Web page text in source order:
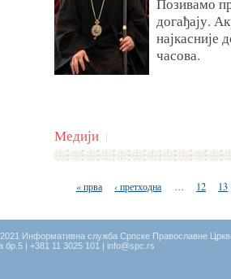
Позивамо
догађају.
најкасније
часова.
Медији |
« прва ‹ претходна … 12 13
Информативна служба Српске Православне
бр.5 | +381 11 3025 101 | info@spc.rs